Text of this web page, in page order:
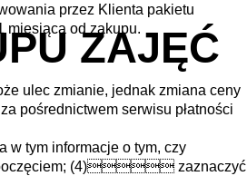
przez Klienta pakietu
od zakupu.
ZAJĘĆ
ulec zmianie, jednak zmiana ceny
pośrednictwem serwisu płatności
w tym informacje o tym, czy
(4) zaznaczyć